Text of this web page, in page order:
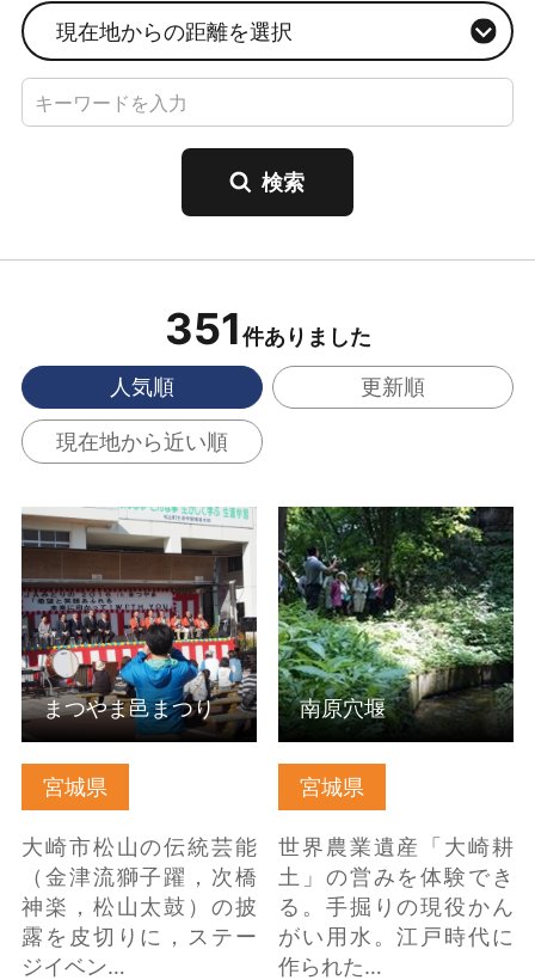
現在地からの距離を選択
351件ありました
人気順 更新順
現在地から近い順
宮城県
大崎市松山の伝統芸能
（金津流獅子躍，次橋
神楽，松山太鼓）の披
露を皮切りに，ステー
ジイベン…
まつやま邑まつり の詳
細はこちら
まつやま邑まつり
宮城県
世界農業遺産「大崎耕
土」の営みを体験でき
る。手掘りの現役かん
がい用水。江戸時代に
作られた…
南原穴堰 の詳細はこち
ら
南原穴堰